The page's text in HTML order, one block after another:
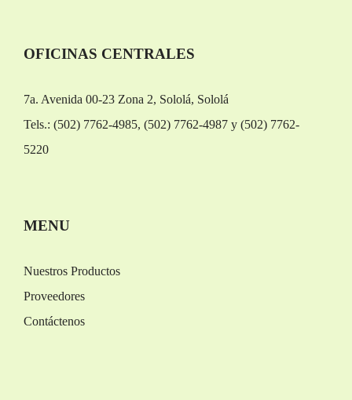
OFICINAS CENTRALES
7a. Avenida 00-23 Zona 2, Sololá, Sololá
Tels.: (502) 7762-4985, (502) 7762-4987 y (502) 7762-
5220
MENU
Nuestros Productos
Proveedores
Contáctenos